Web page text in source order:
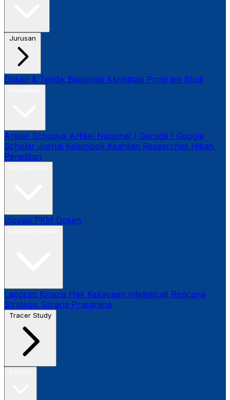
Jurusan
Dosen & Tendik Beasiswa Akreditasi Program Studi
Artikel Schopus Artikel Nasional ( Garuda ) Google
Scholar Jurnal Kelompok Keahlian Researches Hibah
Penelitian
Inovasi PKM Dosen
Laporan Kinerja Hak Kekayaan Intelektual Rencana
Strategis Sarana Prasarana
Tracer Study